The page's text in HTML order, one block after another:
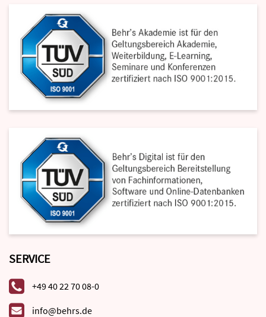
SERVICE
+49 40 22 70 08-0
info@behrs.de